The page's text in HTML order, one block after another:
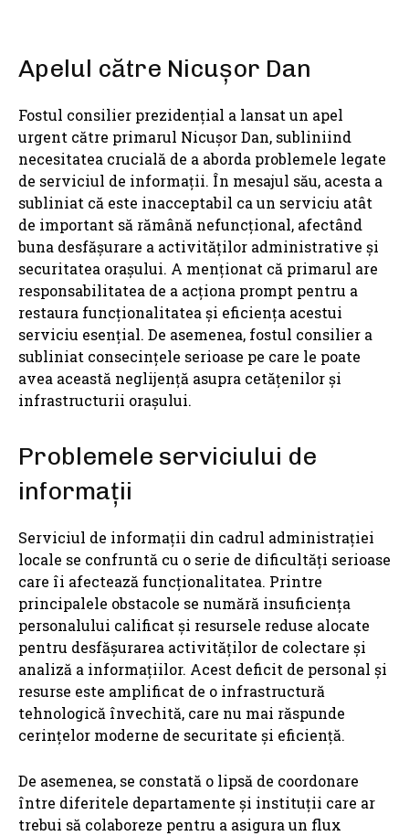
Apelul către Nicușor Dan
Fostul consilier prezidențial a lansat un apel
urgent către primarul Nicușor Dan, subliniind
necesitatea crucială de a aborda problemele legate
de serviciul de informații. În mesajul său, acesta a
subliniat că este inacceptabil ca un serviciu atât
de important să rămână nefuncțional, afectând
buna desfășurare a activităților administrative și
securitatea orașului. A menționat că primarul are
responsabilitatea de a acționa prompt pentru a
restaura funcționalitatea și eficiența acestui
serviciu esențial. De asemenea, fostul consilier a
subliniat consecințele serioase pe care le poate
avea această neglijență asupra cetățenilor și
infrastructurii orașului.
Problemele serviciului de
informații
Serviciul de informații din cadrul administrației
locale se confruntă cu o serie de dificultăți serioase
care îi afectează funcționalitatea. Printre
principalele obstacole se numără insuficiența
personalului calificat și resursele reduse alocate
pentru desfășurarea activităților de colectare și
analiză a informațiilor. Acest deficit de personal și
resurse este amplificat de o infrastructură
tehnologică învechită, care nu mai răspunde
cerințelor moderne de securitate și eficiență.
De asemenea, se constată o lipsă de coordonare
între diferitele departamente și instituții care ar
trebui să colaboreze pentru a asigura un flux